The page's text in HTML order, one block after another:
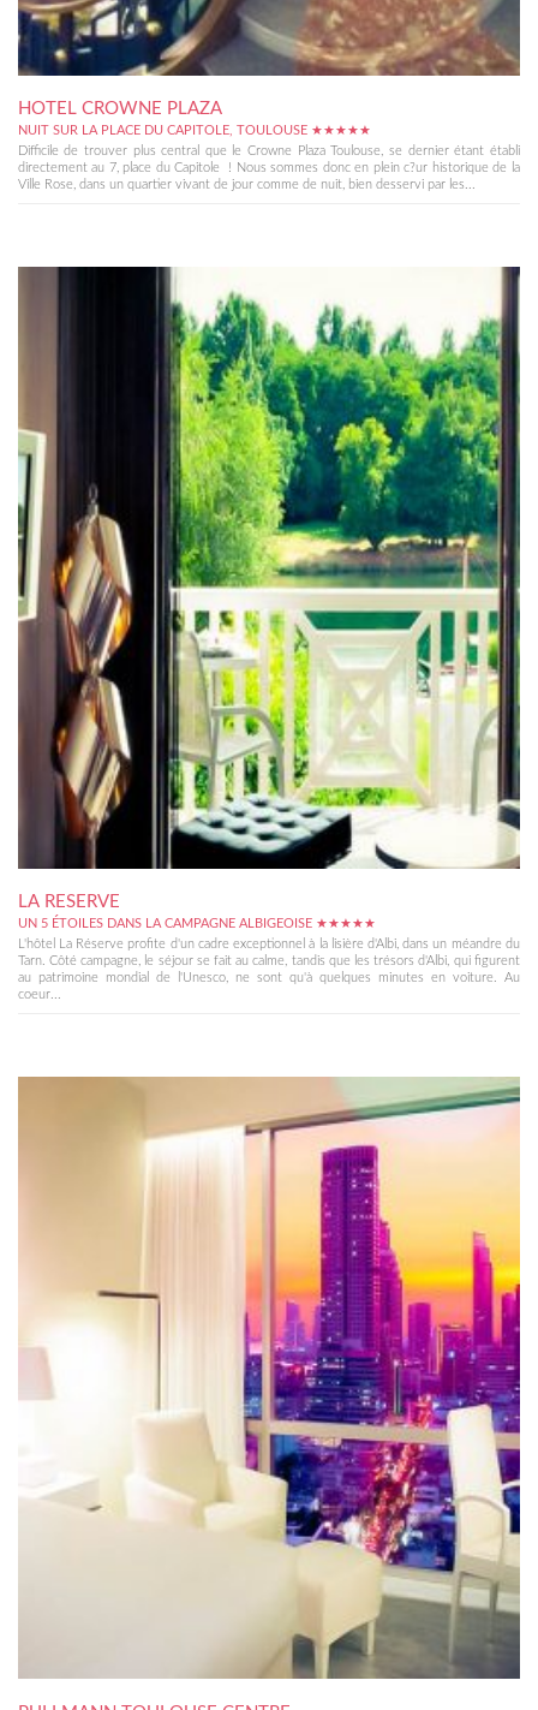
HOTEL CROWNE PLAZA
NUIT SUR LA PLACE DU CAPITOLE, TOULOUSE ★★★★★
Difficile de trouver plus central que le Crowne Plaza Toulouse, se dernier étant établi
directement au 7, place du Capitole ! Nous sommes donc en plein c?ur historique de la
Ville Rose, dans un quartier vivant de jour comme de nuit, bien desservi par les...
LA RESERVE
UN 5 ÉTOILES DANS LA CAMPAGNE ALBIGEOISE ★★★★★
L'hôtel La Réserve profite d'un cadre exceptionnel à la lisière d'Albi, dans un méandre du
Tarn. Côté campagne, le séjour se fait au calme, tandis que les trésors d'Albi, qui figurent
au patrimoine mondial de l'Unesco, ne sont qu'à quelques minutes en voiture. Au
coeur...